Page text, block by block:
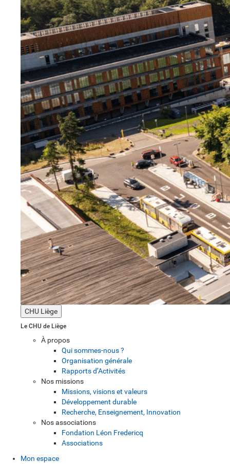
CHU Liège
Le CHU de Liège
À propos
Qui sommes-nous ?
Organisation générale
Rapports d’Activités
Nos missions
Missions, visions et valeurs
Développement durable
Recherche, Enseignement, Innovation
Nos associations
Fondation Léon Fredericq
Associations
Mon espace